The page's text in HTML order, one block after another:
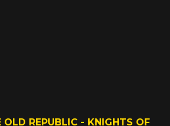
OLD REPUBLIC - KNIGHTS OF